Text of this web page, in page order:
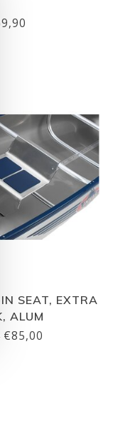
IN SEAT, EXTRA
ALUM
€85,00